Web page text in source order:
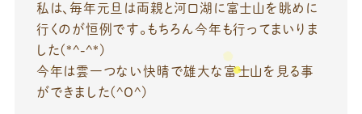
私は、毎年元旦は両親と河口湖に富士山を眺めに
行くのが恒例です。もちろん今年も行ってまいりま
した(*^-^*)
今年は雲一つない快晴で雄大な富士山を見る事
ができました(^O^)